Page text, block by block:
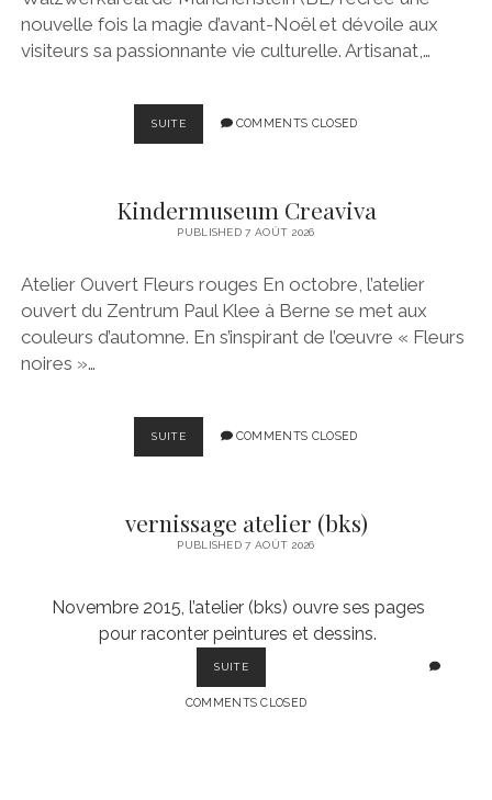
nouvelle fois la magie d’avant-Noël et dévoile aux
visiteurs sa passionnante vie culturelle. Artisanat,…
SUITEBAZAR
DE
COMMENTS CLOSED
Kindermuseum Creaviva
PUBLISHED 7 AOÛT 2026
Atelier Ouvert Fleurs rouges En octobre, l’atelier
ouvert du Zentrum Paul Klee à Berne se met aux
couleurs d’automne. En s’inspirant de l’œuvre « Fleurs
noires »…
SUITEKINDERMUSEUM
CREAVIVA
COMMENTS CLOSED
vernissage atelier (bks)
PUBLISHED 7 AOÛT 2026
Novembre 2015, l’atelier (bks) ouvre ses pages
pour raconter peintures et dessins.
SUITEVERNISSAGE
ATELIER
(BKS)
COMMENTS CLOSED